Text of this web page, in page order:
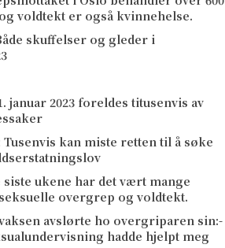
voldtekt er også kvinnehelse.
skuffelser og gleder i
januar 2023 foreldes titusenvis av
Tusenvis kan miste retten til å søke
siste ukene har det vært mange
overgrep og voldtekt.
avslørte ho overgriparen sin:-
hadde hjelpt meg